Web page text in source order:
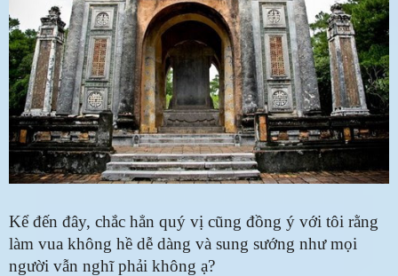
Kể đến đây, chắc hẳn quý vị cũng đồng ý với tôi rằng
làm vua không hề dễ dàng và sung sướng như mọi
người vẫn nghĩ phải không ạ?